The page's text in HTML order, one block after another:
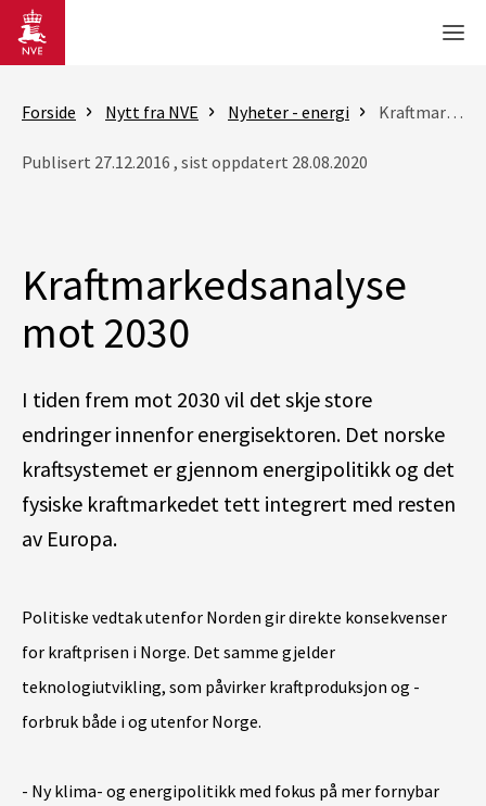
Gå til hovedinnhold
Forside Nytt fra NVE Nyheter - energi Kraftmarkedsanalyse mot 2030
Publisert 27.12.2016 , sist oppdatert 28.08.2020
Kraftmarkedsanalyse
mot 2030
I tiden frem mot 2030 vil det skje store
endringer innenfor energisektoren. Det norske
kraftsystemet er gjennom energipolitikk og det
fysiske kraftmarkedet tett integrert med resten
av Europa.
Politiske vedtak utenfor Norden gir direkte konsekvenser
for kraftprisen i Norge. Det samme gjelder
teknologiutvikling, som påvirker kraftproduksjon og -
forbruk både i og utenfor Norge.
- Ny klima- og energipolitikk med fokus på mer fornybar